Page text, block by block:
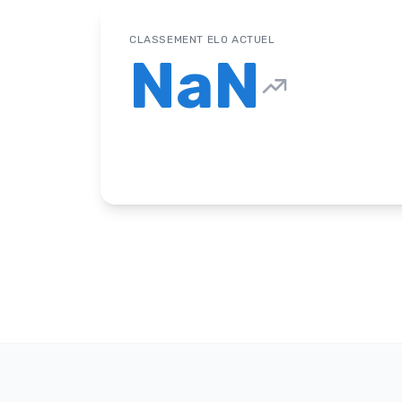
CLASSEMENT ELO ACTUEL
NaN